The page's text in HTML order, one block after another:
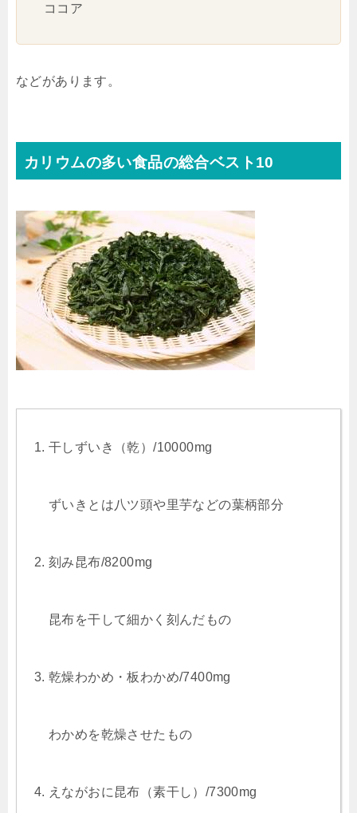
ココア
などがあります。
カリウムの多い食品の総合ベスト10
干しずいき（乾）/10000mg
ずいきとは八ツ頭や里芋などの葉柄部分
刻み昆布/8200mg
昆布を干して細かく刻んだもの
乾燥わかめ・板わかめ/7400mg
わかめを乾燥させたもの
えながおに昆布（素干し）/7300mg